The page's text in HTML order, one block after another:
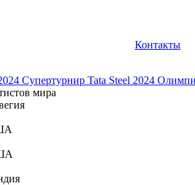
Контакты
Супертурнир Tata Steel 2024
мира